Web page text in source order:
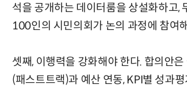
석을 공개하는 데이터룸을 상설화하고,
100인의 시민의회가 논의 과정에 참여
셋째, 이행력을 강화해야 한다. 합의안은
(패스트트랙)과 예산 연동, KPI별 성과